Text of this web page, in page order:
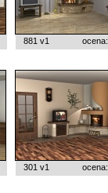
881 v1 ocena:
301 v1 ocena: